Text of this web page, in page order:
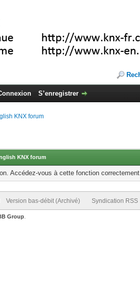
S’enregistrer
KNX forum
KNX forum
Accédez-vous à cette fonction
Version bas-débit (Archivé) Syndication RSS
Group